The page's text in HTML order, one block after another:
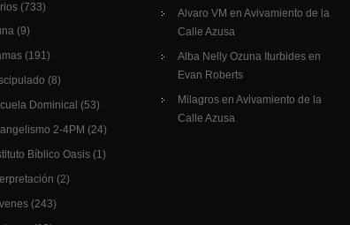
(733)
(9)
(191)
(8)
Dominical (53)
2-4PM (24)
Bíblico Oasis (1)
(2)
(243)
Alvaro VM en Avivamiento de la
Calle Azusa
Alba Nelly Ozuna Iturbides en
Evan Roberts
Milagros en Avivamiento de la
Calle Azusa